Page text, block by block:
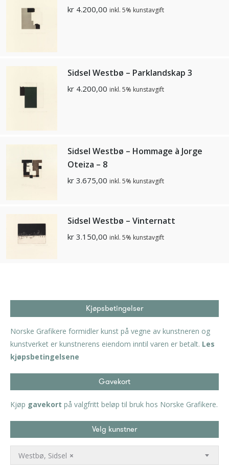
kr 4.200,00 inkl. 5% kunstavgift
Sidsel Westbø – Parklandskap 3
kr 4.200,00 inkl. 5% kunstavgift
Sidsel Westbø – Hommage à Jorge
Oteiza – 8
kr 3.675,00 inkl. 5% kunstavgift
Sidsel Westbø – Vinternatt
kr 3.150,00 inkl. 5% kunstavgift
Kjøpsbetingelser
Norske Grafikere formidler kunst på vegne av kunstneren og
kunstverket er kunstnerens eiendom inntil varen er betalt. Les
kjøpsbetingelsene
Gavekort
Kjøp gavekort på valgfritt beløp til bruk hos Norske Grafikere.
Velg kunstner
×
Westbø, Sidsel